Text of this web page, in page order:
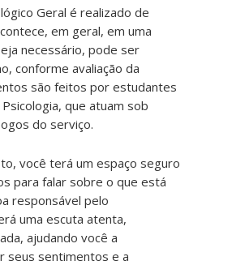
Geral é realizado de
em geral, em uma
necessário, pode ser
conforme avaliação da
são feitos por estudantes
que atuam sob
do serviço.
você terá um espaço seguro
para falar sobre o que está
responsável pelo
uma escuta atenta,
ajudando você a
seus sentimentos e a